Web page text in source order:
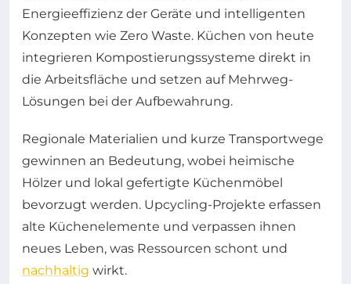
Energieeffizienz der Geräte und intelligenten
Konzepten wie Zero Waste. Küchen von heute
integrieren Kompostierungssysteme direkt in
die Arbeitsfläche und setzen auf Mehrweg-
Lösungen bei der Aufbewahrung.
Regionale Materialien und kurze Transportwege
gewinnen an Bedeutung, wobei heimische
Hölzer und lokal gefertigte Küchenmöbel
bevorzugt werden. Upcycling-Projekte erfassen
alte Küchenelemente und verpassen ihnen
neues Leben, was Ressourcen schont und
nachhaltig wirkt.